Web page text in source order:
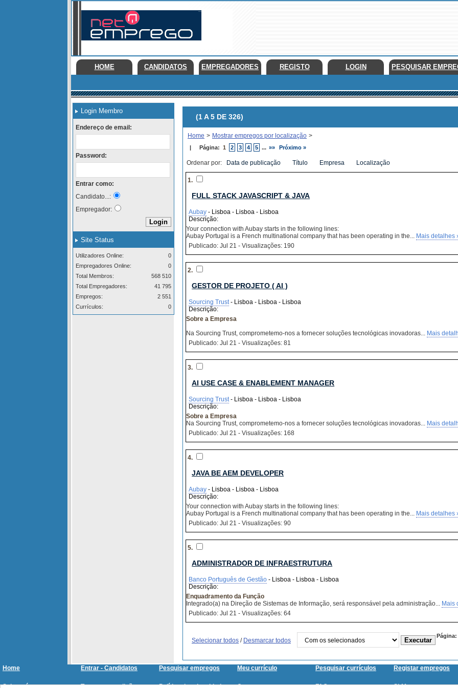
HOME CANDIDATOS EMPREGADORES REGISTO LOGIN PESQUISAR
Login Membro
Endereço de email:
Password:
Entrar como:
Candidato...:
Empregador:
Site Status
Utilizadores Online:
0
Empregadores Online:
0
Total Membros:
568 510
Total Empregadores:
41 795
Empregos:
2 551
Currículos:
0
(1 A 5 DE 326)
Home > Mostrar empregos por localização >
| Página: 1 2 3 4 5 ... »» Próximo »
Ordenar por: Data de publicação Título Empresa Localização
1.
FULL STACK JAVASCRIPT & JAVA
Aubay - Lisboa - Lisboa - Lisboa
Descrição:
Your connection with Aubay starts in the following lines:
Aubay Portugal is a French multinational company that has been operating in the... Mais detalhes
Publicado: Jul 21 - Visualizações: 190
2.
GESTOR DE PROJETO ( AI )
Sourcing Trust- Lisboa - Lisboa - Lisboa
Descrição:
Sobre a Empresa
Na Sourcing Trust, comprometemo-nos a fornecer soluções tecnológicas inovadoras... Mais
Publicado: Jul 21 - Visualizações: 81
3.
AI USE CASE & ENABLEMENT MANAGER
Sourcing Trust- Lisboa - Lisboa - Lisboa
Descrição:
Sobre a Empresa
Na Sourcing Trust, comprometemo-nos a fornecer soluções tecnológicas inovadoras... Mais
Publicado: Jul 21 - Visualizações: 168
4.
JAVA BE AEM DEVELOPER
Aubay - Lisboa - Lisboa - Lisboa
Descrição:
Your connection with Aubay starts in the following lines:
Aubay Portugal is a French multinational company that has been operating in the... Mais detalhes
Publicado: Jul 21 - Visualizações: 90
5.
ADMINISTRADOR DE INFRAESTRUTURA
Banco Português de Gestão - Lisboa - Lisboa - Lisboa
Descrição:
Enquadramento da Função
Integrado(a) na Direção de Sistemas de Informação, será responsável pela administração... Mais
Publicado: Jul 21 - Visualizações: 64
Selecionar todos / Desmarcar todos
Página:
Home Entrar - Candidatos Pesquisar empregos Meu currículo Pesquisar currículos Registar empregos
Sobre nós Termos e condições Política de privacidade Contacte-nos FAQ SitMap